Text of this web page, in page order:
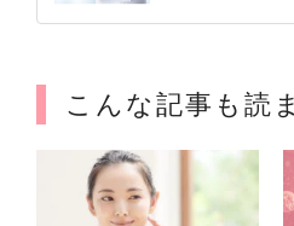
こんな記事も読